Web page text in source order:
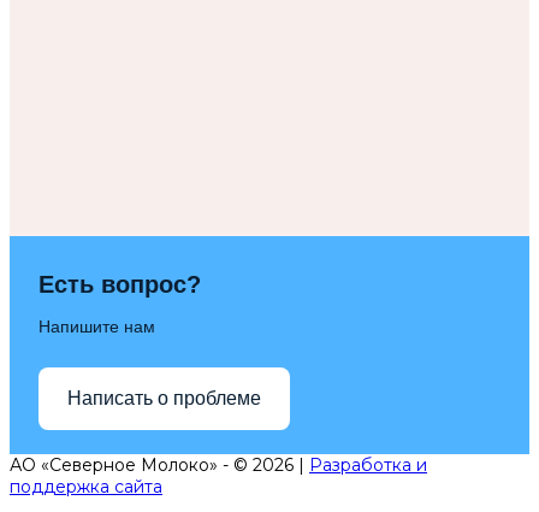
Есть вопрос?
Напишите нам
Написать о проблеме
АО «Северное Молоко» - © 2026 | Разработка и
поддержка сайта